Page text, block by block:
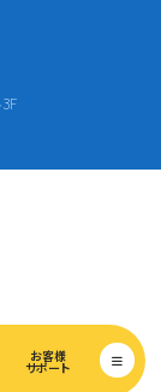
お客様
サポート